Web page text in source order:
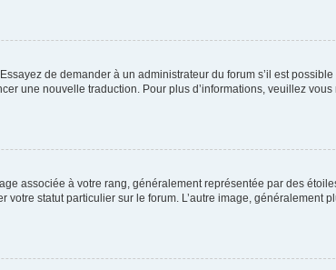
de demander à un administrateur du forum s’il est possible
une nouvelle traduction. Pour plus d’informations, veuillez vous
associée à votre rang, généralement représentée par des
statut particulier sur le forum. L’autre image, généralement